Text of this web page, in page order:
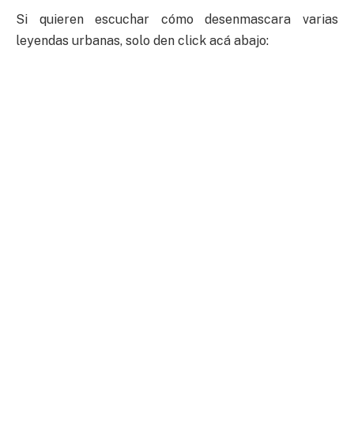
Si quieren escuchar cómo desenmascara varias
leyendas urbanas, solo den click acá abajo: